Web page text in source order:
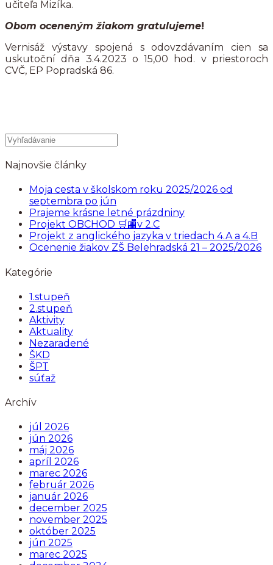
učiteľa Mizíka.
Obom oceneným žiakom gratulujeme!
Vernisáž výstavy spojená s odovzdávaním cien sa
uskutoční dňa 3.4.2023 o 15,00 hod. v priestoroch
CVČ, EP Popradská 86.
Najnovšie články
Moja cesta v školskom roku 2025/2026 od
septembra po jún
Prajeme krásne letné prázdniny
Projekt OBCHOD 🛒🏬v 2.C
Projekt z anglického jazyka v triedach 4.A a 4.B
Ocenenie žiakov ZŠ Belehradská 21 – 2025/2026
Kategórie
1.stupeň
2.stupeň
Aktivity
Aktuality
Nezaradené
ŠKD
ŠPT
súťaž
Archív
júl 2026
jún 2026
máj 2026
apríl 2026
marec 2026
február 2026
január 2026
december 2025
november 2025
október 2025
jún 2025
marec 2025